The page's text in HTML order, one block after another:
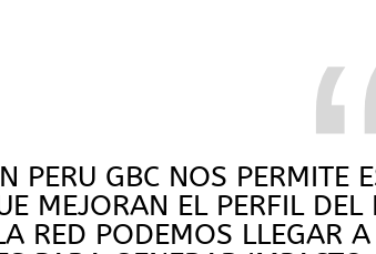
PERU GBC NOS PERMITE
MEJORAN EL PERFIL
RED PODEMOS LLEGAR